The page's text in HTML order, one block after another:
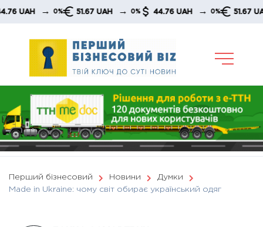
Skip
→ 0% 51.67 UAH → 0% 44.76 UAH → 0% 51.67 UAH →
Перший бізнесовий Новини
Думки
Made in Ukraine: чому світ обирає український одяг